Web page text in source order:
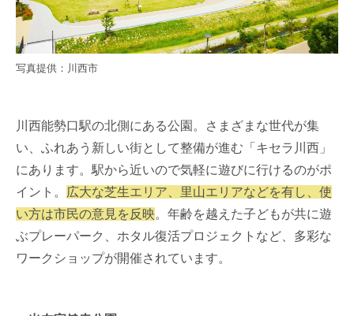
写真提供：川西市
川西能勢口駅の北側にある公園。さまざまな世代が集
い、ふれあう新しい街として整備が進む「キセラ川西」
にあります。駅から近いので気軽に遊びに行けるのがポ
イント。 広大な芝生エリア、里山エリアなどを有し、使
い方は市民の意見を反映。年齢を越えた子どもが共に遊
ぶプレーパーク、ホタル復活プロジェクトなど、多彩な
ワークショップが開催されています。